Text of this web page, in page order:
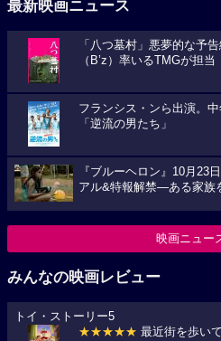
最新映画ニュース
「八つ墓村」悪夢的な予
（B’z）率いるTMGが担当
フランシス・ンら出演。
「逆流の男たち」
『ブルーヘロン』10月23
アル&特報解禁―ある家族
映画ニュー
みんなの映画レビュー
トイ・ストーリー5
★★★★★ 最近街を歩い